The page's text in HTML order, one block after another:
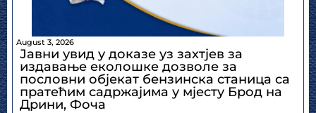
August 3, 2026
Јавни увид у доказе уз захтјев за
издавање еколошке дозволе за
пословни објекат бензинска станица са
пратећим садржајима у мјесту Брод на
Дрини, Фоча